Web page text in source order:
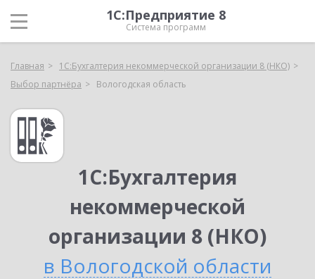
1С:Предприятие 8
Система программ
Главная
1С:Бухгалтерия некоммерческой организации 8 (НКО)
Выбор партнёра
Вологодская область
1С:Бухгалтерия
некоммерческой
организации 8 (НКО)
в Вологодской области